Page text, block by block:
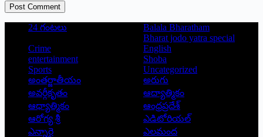
Post Comment
24 గంటలు
Balala Bharatham
Bharat jodo yatra special
Crime
English
entertainment
Shoba
Sports
Uncategorized
అంతర్జాతీయం
అరుగు
అవర్గీకృతం
ఆద్యాత్మికం
ఆధ్యాత్మికం
ఆంధ్రప్రదేశ్
ఆరోగ్య శ్రీ
ఎడిటోరియల్
ఎన్నారై
ఎలమంద